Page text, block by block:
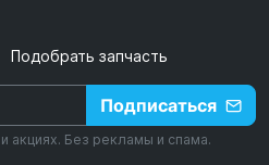
Подобрать запчасть
Подписаться
акциях. Без рекламы и спама.